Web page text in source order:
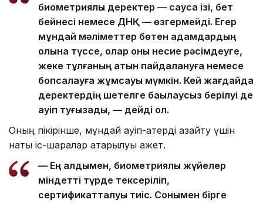
биометриялық деректер — саусақ ізі, бет
бейнесі немесе ДНҚ — өзгермейді. Егер
мұндай мәліметтер бөтен адамдардың
қолына түссе, олар оны несие рәсімдеуге,
жеке тұлғаның атын пайдалануға немесе
бопсалауға жұмсауы мүмкін. Кей жағдайда
деректердің шетелге бақылаусыз берілуі де
қауіп туғызады, — дейді ол.
Оның пікірінше, мұндай қауіп-қатерді азайту үшін
нақты іс-шаралар атқарылуы қажет.
— Ең алдымен, биометриялық жүйелер
міндетті түрде тексеріліп,
сертификатталуы тиіс. Сонымен бірге